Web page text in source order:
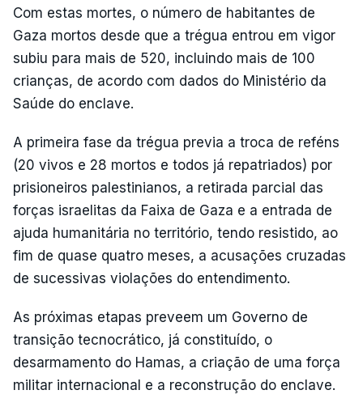
Com estas mortes, o número de habitantes de
Gaza mortos desde que a trégua entrou em vigor
subiu para mais de 520, incluindo mais de 100
crianças, de acordo com dados do Ministério da
Saúde do enclave.
A primeira fase da trégua previa a troca de reféns
(20 vivos e 28 mortos e todos já repatriados) por
prisioneiros palestinianos, a retirada parcial das
forças israelitas da Faixa de Gaza e a entrada de
ajuda humanitária no território, tendo resistido, ao
fim de quase quatro meses, a acusações cruzadas
de sucessivas violações do entendimento.
As próximas etapas preveem um Governo de
transição tecnocrático, já constituído, o
desarmamento do Hamas, a criação de uma força
militar internacional e a reconstrução do enclave.